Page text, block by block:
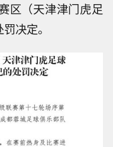
区（天津津门虎足
决定。